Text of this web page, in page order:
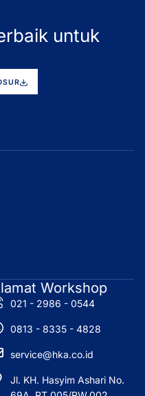
untuk
Workshop
021 - 2986 - 0544
0813 - 8335 - 4828
service@hka.co.id
Jl. KH. Hasyim Ashari No.